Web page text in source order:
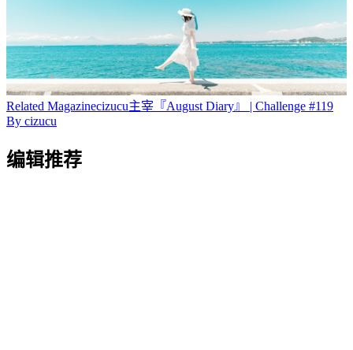
Related Magazinecizucu主宰『August Diary』 | Challenge #119
By cizucu
编辑推荐